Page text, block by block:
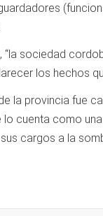
sociedad
los hechos
la provincia fue
cuenta como
cargos a la